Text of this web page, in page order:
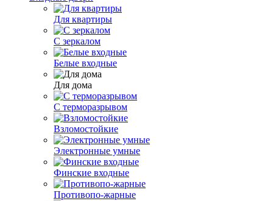
Для квартиры
С зеркалом
Белые входные
Для дома
С терморазрывом
Взломостойкие
Электронные умные
Финские входные
Противопо-жарные